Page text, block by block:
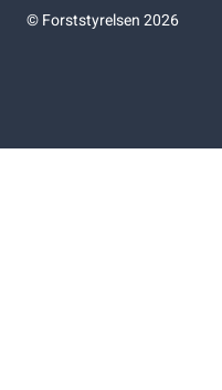
©Forststyrelsen 2026